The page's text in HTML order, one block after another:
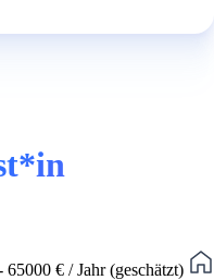
65000 € / Jahr (geschätzt)